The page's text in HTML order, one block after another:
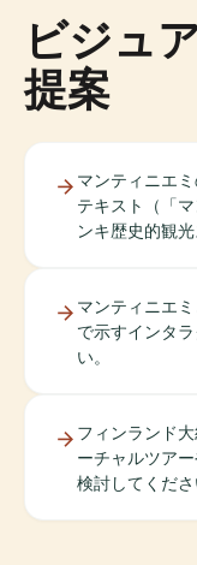
ビジュ
提案
マンティニエ
テキスト（「
ンキ歴史的観
マンティニエ
で示すインタ
い。
フィンランド
ーチャルツア
検討してくださ